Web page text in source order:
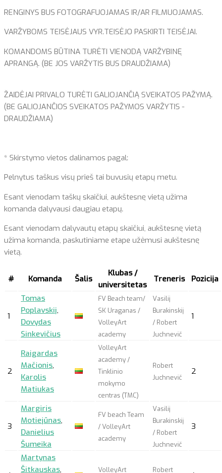
RENGINYS BUS FOTOGRAFUOJAMAS IR/AR FILMUOJAMAS.
VARŽYBOMS TEISĖJAUS VYR.TEISĖJO PASKIRTI TEISĖJAI.
KOMANDOMS BŪTINA TURĖTI VIENODĄ VARŽYBINĘ
APRANGĄ. (BE JOS VARŽYTIS BUS DRAUDŽIAMA)
ŽAIDĖJAI PRIVALO TURĖTI GALIOJANČIĄ SVEIKATOS PAŽYMĄ.
(BE GALIOJANČIOS SVEIKATOS PAŽYMOS VARŽYTIS -
DRAUDŽIAMA)
* Skirstymo vietos dalinamos pagal:
Pelnytus taškus visų prieš tai buvusių etapų metu.
Esant vienodam taškų skaičiui, aukštesnę vietą užima
komanda dalyvausi daugiau etapų.
Esant vienodam dalyvautų etapų skaičiui, aukštesnę vietą
užima komanda, paskutiniame etape užėmusi aukštesnę
vietą.
# Komanda Šalis
Klubas /
universitetas
Treneris Pozicija
1
Tomas
Poplavskij,
Dovydas
Sinkevičius
FV Beach team/
SK Uraganas /
VolleyArt
academy
Vasilij
Burakinskij
/ Robert
Juchnevič
1
2
Raigardas
Mačionis,
Karolis
Matiukas
VolleyArt
academy /
Tinklinio
mokymo
centras (TMC)
Robert
Juchnevič
2
3
Margiris
Motiejūnas,
Danielius
Šumeika
FV beach Team
/ VolleyArt
academy
Vasilij
Burakinskij
/ Robert
Juchnevič
3
Martynas
Šitkauskas, VolleyArt Robert